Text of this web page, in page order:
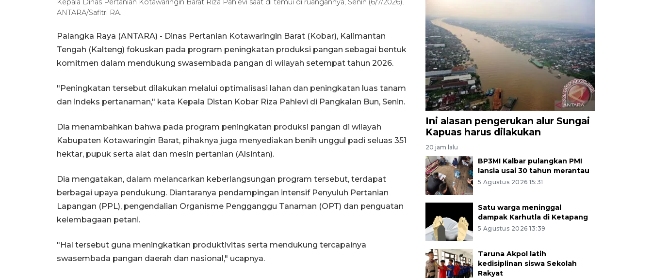
Kepala Dinas Pertanian Kotawaringin Barat Riza Pahlevi saat di temui di ruangannya, Senin (6/7/2026).
ANTARA/Safitri RA.
Palangka Raya (ANTARA) - Dinas Pertanian Kotawaringin Barat (Kobar), Kalimantan
Tengah (Kalteng) fokuskan pada program peningkatan produksi pangan sebagai bentuk
komitmen dalam mendukung swasembada pangan di wilayah setempat tahun 2026.
"Peningkatan tersebut dilakukan melalui optimalisasi lahan dan peningkatan luas tanam
dan indeks pertanaman," kata Kepala Distan Kobar Riza Pahlevi di Pangkalan Bun, Senin.
Dia menambahkan bahwa pada program peningkatan produksi pangan di wilayah
Kabupaten Kotawaringin Barat, pihaknya juga menyediakan benih unggul padi seluas 351
hektar, pupuk serta alat dan mesin pertanian (Alsintan).
Dia mengatakan, dalam melancarkan keberlangsungan program tersebut, terdapat
berbagai upaya pendukung. Diantaranya pendampingan intensif Penyuluh Pertanian
Lapangan (PPL), pengendalian Organisme Pengganggu Tanaman (OPT) dan penguatan
kelembagaan petani.
"Hal tersebut guna meningkatkan produktivitas serta mendukung tercapainya
swasembada pangan daerah dan nasional," ucapnya.
Ini alasan pengerukan alur Sungai
Kapuas harus dilakukan
20 jam lalu
BP3MI Kalbar pulangkan PMI
lansia usai 30 tahun merantau
5 Agustus 2026 15:31
Satu warga meninggal
dampak Karhutla di Ketapang
5 Agustus 2026 13:39
Taruna Akpol latih
kedisiplinan siswa Sekolah
Rakyat